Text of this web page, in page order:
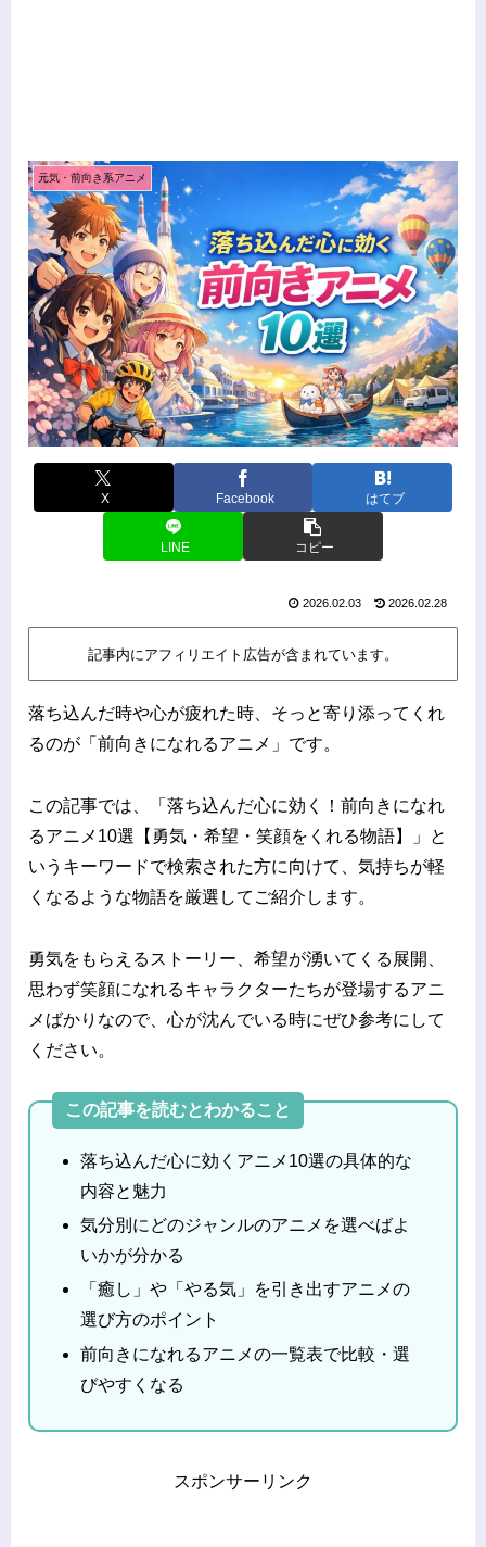
元気・前向き系アニメ
X Facebook はてブ
LINE コピー
2026.02.03 2026.02.28
記事内にアフィリエイト広告が含まれています。
落ち込んだ時や心が疲れた時、そっと寄り添ってくれ
るのが「前向きになれるアニメ」です。
この記事では、「落ち込んだ心に効く！前向きになれ
るアニメ10選【勇気・希望・笑顔をくれる物語】」と
いうキーワードで検索された方に向けて、気持ちが軽
くなるような物語を厳選してご紹介します。
勇気をもらえるストーリー、希望が湧いてくる展開、
思わず笑顔になれるキャラクターたちが登場するアニ
メばかりなので、心が沈んでいる時にぜひ参考にして
ください。
この記事を読むとわかること
落ち込んだ心に効くアニメ10選の具体的な
内容と魅力
気分別にどのジャンルのアニメを選べばよ
いかが分かる
「癒し」や「やる気」を引き出すアニメの
選び方のポイント
前向きになれるアニメの一覧表で比較・選
びやすくなる
スポンサーリンク